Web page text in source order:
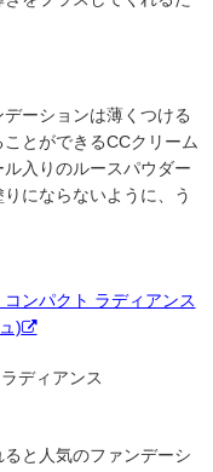
ーションは薄くつける
とができるCCクリーム
入りのルースパウダー
にならないように、う
ンパクト ラディアンス
)
ディアンス
と人気のファンデーシ